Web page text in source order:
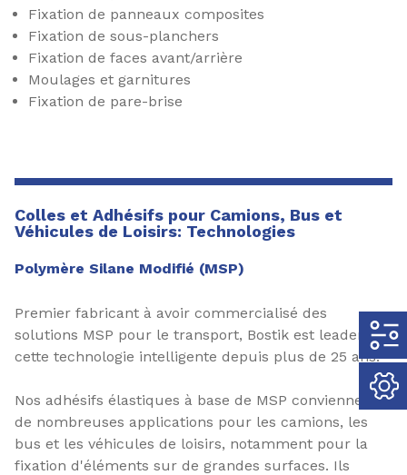
Fixation de panneaux composites
Fixation de sous-planchers
Fixation de faces avant/arrière
Moulages et garnitures
Fixation de pare-brise
Colles et Adhésifs pour Camions, Bus et
Véhicules de Loisirs: Technologies
Polymère Silane Modifié (MSP)
Premier fabricant à avoir commercialisé des
solutions MSP pour le transport, Bostik est leader de
cette technologie intelligente depuis plus de 25 ans.
Nos adhésifs élastiques à base de MSP conviennent à
de nombreuses applications pour les camions, les
bus et les véhicules de loisirs, notamment pour la
fixation d'éléments sur de grandes surfaces. Ils